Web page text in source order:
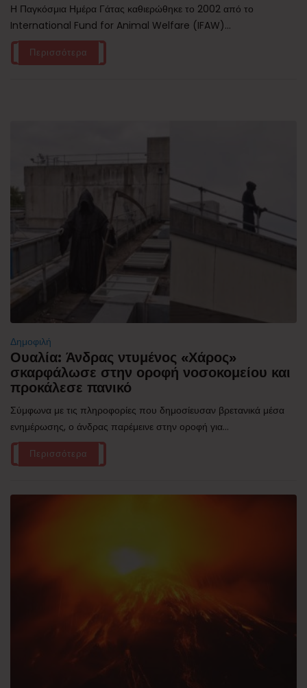
Η Παγκόσμια Ημέρα Γάτας καθιερώθηκε το 2002 από το
International Fund for Animal Welfare (IFAW)...
Περισσότερα
Δημοφιλή
Ουαλία: Άνδρας ντυμένος «Χάρος»
σκαρφάλωσε στην οροφή νοσοκομείου και
προκάλεσε πανικό
Σύμφωνα με τις πληροφορίες που δημοσίευσαν βρετανικά μέσα
ενημέρωσης, ο άνδρας παρέμεινε στην οροφή για...
Περισσότερα